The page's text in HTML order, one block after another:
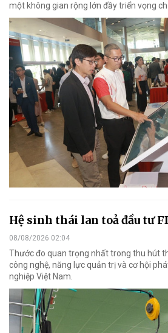
một không gian rộng lớn đầy triển vọng
Hệ sinh thái lan toả đầu tư
08/08/2026 02:04
Thước đo quan trọng nhất trong thu hút
công nghệ, năng lực quản trị và cơ hội
nghiệp Việt Nam.